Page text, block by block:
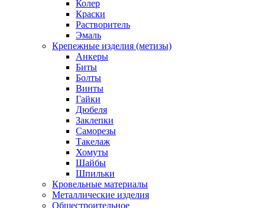
Колер
Краски
Растворитель
Эмаль
Крепежные изделия (метизы)
Анкеры
Биты
Болты
Винты
Гайки
Дюбеля
Заклепки
Саморезы
Такелаж
Хомуты
Шайбы
Шпильки
Кровельные материалы
Металлические изделия
Общестроительное